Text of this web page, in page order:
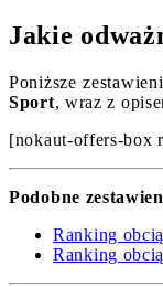
Jakie
Poniższe
Sport, wraz z
[nokaut-offers-box
Podobne
Ranking
Ranking